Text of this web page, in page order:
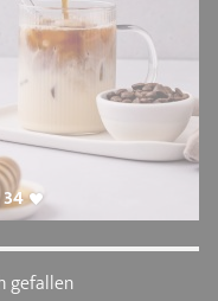
34
gefallen